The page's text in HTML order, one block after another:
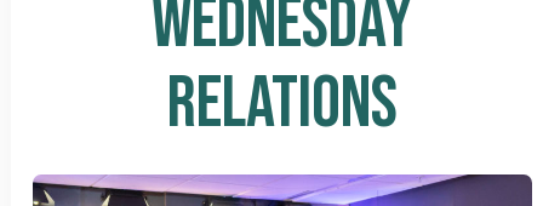
WEDNESDAY
RELATIONS